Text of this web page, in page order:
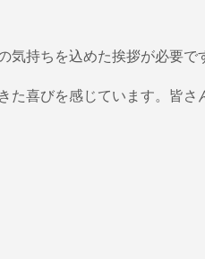
持ちを込めた挨拶が必要で
た喜びを感じています。皆